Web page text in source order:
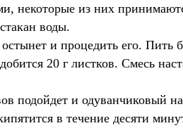
некоторые из них
воды.
и процедить его.
20 г листков. Смесь
подойдет и одуванчиковый
в течение десяти